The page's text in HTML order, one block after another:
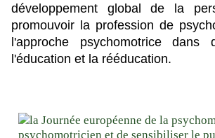
développement global de la
promouvoir la profession de
l'approche psychomotrice
l'éducation et la rééducation.